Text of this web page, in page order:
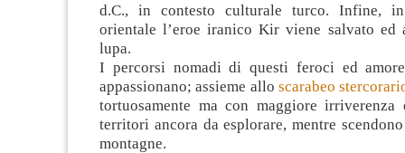
d.C., in contesto culturale turco. Infine,
orientale l’eroe iranico Kir viene salvato ed
lupa.
I percorsi nomadi di questi feroci ed
appassionano; assieme allo scarabeo
tortuosamente ma con maggiore
territori ancora da esplorare, mentre
montagne.